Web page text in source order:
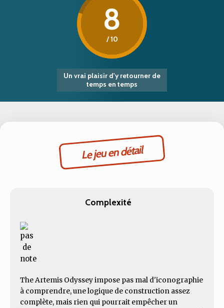
8
/ 10
Un vrai plaisir d'y retourner de
temps en temps
Le jeu en détail
Complexité
The Artemis Odyssey impose pas mal d'iconographie
à comprendre, une logique de construction assez
complète, mais rien qui pourrait empêcher un